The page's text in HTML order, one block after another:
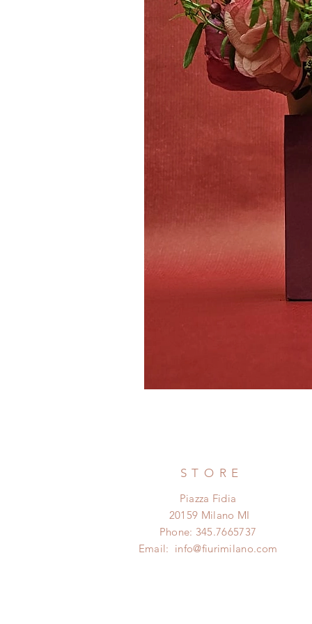
STORE
Piazza Fidia
20159 Milano MI
Phone: 345.7665737
Email: info@fiurimilano.com